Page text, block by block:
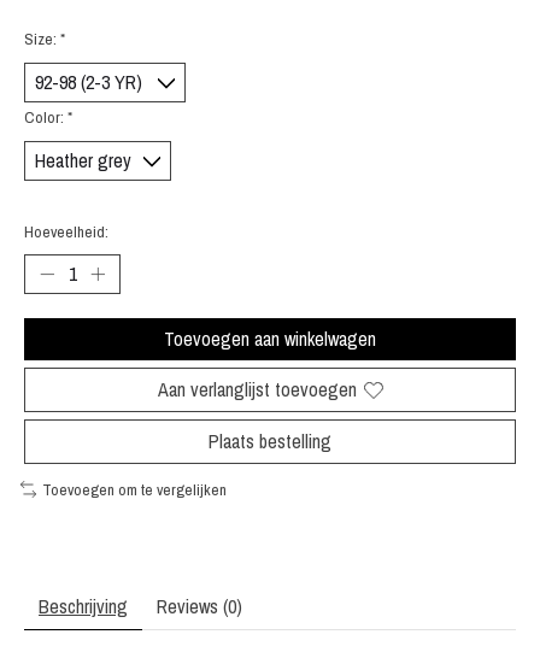
Size: *
Color: *
Hoeveelheid:
Toevoegen aan winkelwagen
Aan verlanglijst toevoegen
Plaats bestelling
Toevoegen om te vergelijken
Beschrijving Reviews (0)